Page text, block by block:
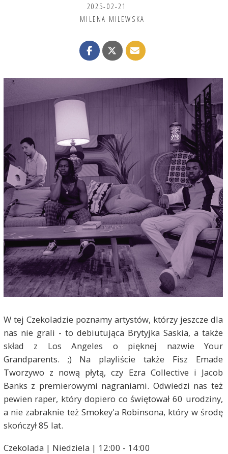
2025-02-21
MILENA MILEWSKA
W tej Czekoladzie poznamy artystów, którzy jeszcze dla
nas nie grali - to debiutująca Brytyjka Saskia, a także
skład z Los Angeles o pięknej nazwie Your
Grandparents. ;) Na playliście także Fisz Emade
Tworzywo z nową płytą, czy Ezra Collective i Jacob
Banks z premierowymi nagraniami. Odwiedzi nas też
pewien raper, który dopiero co świętował 60 urodziny,
a nie zabraknie też Smokey'a Robinsona, który w środę
skończył 85 lat.
Czekolada | Niedziela | 12:00 - 14:00